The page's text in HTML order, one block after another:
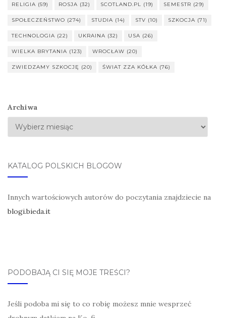
RELIGIA (59) ROSJA (32) SCOTLAND.PL (19) SEMESTR (29)
SPOŁECZEŃSTWO (274) STUDIA (14) STV (10) SZKOCJA (71)
TECHNOLOGIA (22) UKRAINA (32) USA (26)
WIELKA BRYTANIA (123) WROCŁAW (20)
ZWIEDZAMY SZKOCJĘ (20) ŚWIAT ZZA KÓŁKA (76)
Archiwa
KATALOG POLSKICH BLOGÓW
Innych wartościowych autorów do poczytania znajdziecie na
blogi.bieda.it
PODOBAJĄ CI SIĘ MOJE TREŚCI?
Jeśli podoba mi się to co robię możesz mnie wesprzeć